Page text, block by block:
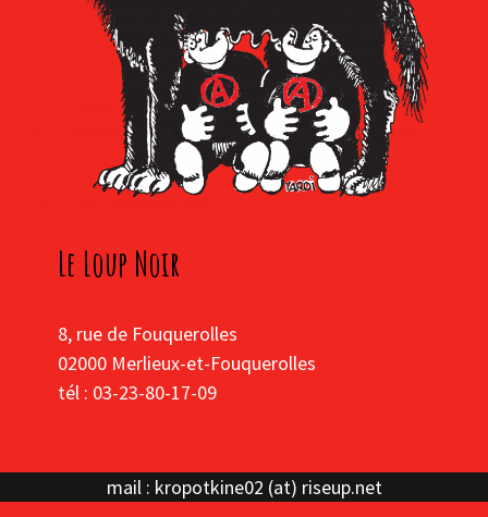
Le Loup Noir
8, rue de Fouquerolles
02000 Merlieux-et-Fouquerolles
tél : 03-23-80-17-09
mail : kropotkine02 (at) riseup.net